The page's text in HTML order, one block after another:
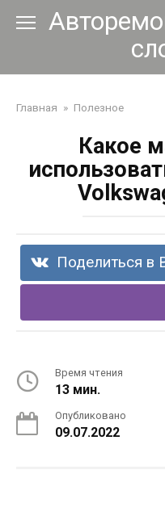
Главная » Полезное
Какое
Поделиться в
Время чтения
13 мин.
Опубликовано
09.07.2022